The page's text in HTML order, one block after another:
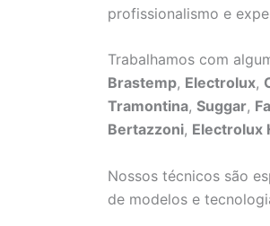
profissionalismo e
Trabalhamos com
Brastemp, Electrolux,
Tramontina, Suggar,
Bertazzoni, Electrolux
Nossos técnicos são
de modelos e